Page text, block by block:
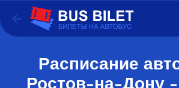
Расписание
Ростов-на-Дону